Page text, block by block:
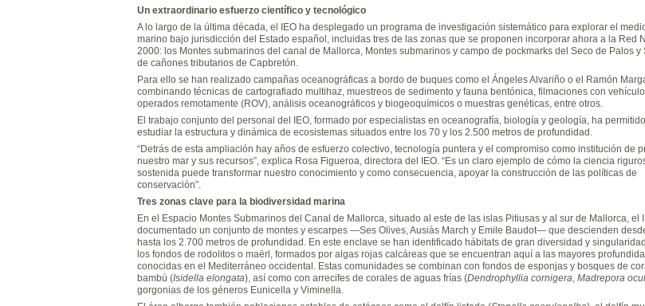
Un extraordinario esfuerzo científico y tecnológico
A lo largo de la última década, el IEO ha desplegado un programa de investigación sistemático para explorar el
marino bajo jurisdicción del Estado español, incluidas tres de las zonas que se proponen incorporar ahora a la Red
2000: los Montes submarinos del canal de Mallorca, Montes submarinos y campo de pockmarks del Seco de Palos y
de cañones tributarios de Capbretón.
Para ello se han realizado campañas oceanográficas a bordo de buques como el Ángeles Alvariño o el Ramón
combinando técnicas de cartografiado multihaz, muestreos de sedimento y fauna bentónica, filmaciones con
operados remotamente (ROV), análisis oceanográficos y biogeoquímicos o muestras genéticas, entre otros.
El trabajo conjunto del personal del IEO, formado por especialistas en oceanografía, biología y geología, ha permitido
estudiar la estructura y dinámica de ecosistemas situados entre los 70 y los 2.500 metros de profundidad.
“Detrás de esta ampliación hay años de esfuerzo colectivo, tecnología puntera y el compromiso como institución de
nuestro mar y sus recursos”, explica Rosa Figueroa, directora del IEO. “Es un claro ejemplo de cómo la ciencia
sostenida puede transformar nuestro conocimiento y como consecuencia, apoyar la construcción de las políticas de
conservación”.
Tres zonas clave para la biodiversidad marina
En el Espacio Montes Submarinos del Canal de Mallorca, situado al este de las islas Pitiusas y al sur de Mallorca, el
documentado un conjunto de montes y escarpes —Ses Olives, Ausiàs March y Emile Baudot— que descienden
hasta los 2.700 metros de profundidad. En este enclave se han identificado hábitats de gran diversidad y
los fondos de rodolitos o maërl, formados por algas rojas calcáreas que se encuentran aquí a las mayores
conocidas en el Mediterráneo occidental. Estas comunidades se combinan con fondos de esponjas y bosques de
bambú (Isidella elongata), así como con arrecifes de corales de aguas frías (Dendrophyllia cornigera, Madrepora
gorgonias de los géneros Eunicella y Viminella.